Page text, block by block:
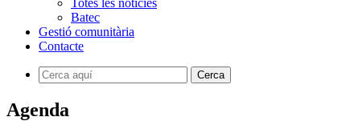
Totes les notícies
Batec
Gestió comunitària
Contacte
Agenda